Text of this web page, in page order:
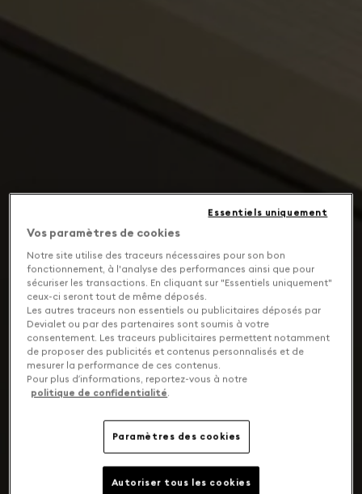
Vos paramètres de cookies
Notre site utilise des traceurs nécessaires pour son bon
fonctionnement, à l'analyse des performances ainsi que pour
sécuriser les transactions. En cliquant sur "Essentiels uniquement"
ceux-ci seront tout de même déposés.
Les autres traceurs non essentiels ou publicitaires déposés par
Devialet ou par des partenaires sont soumis à votre
consentement. Les traceurs publicitaires permettent notamment
de proposer des publicités et contenus personnalisés et de
mesurer la performance de ces contenus.
Pour plus d’informations, reportez-vous à notre
politique de confidentialité.
Paramètres des cookies
Essentiels uniquement
Autoriser tous les cookies